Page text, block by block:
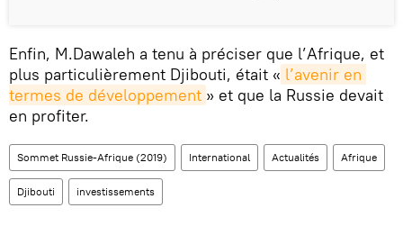
Enfin, M.Dawaleh a tenu à préciser que l’Afrique, et
plus particulièrement Djibouti, était « l’avenir en
termes de développement » et que la Russie devait
en profiter.
Sommet Russie-Afrique (2019) International Actualités Afrique
Djibouti investissements